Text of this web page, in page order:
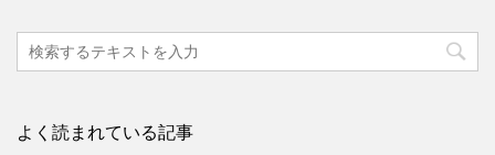
よく読まれている記事